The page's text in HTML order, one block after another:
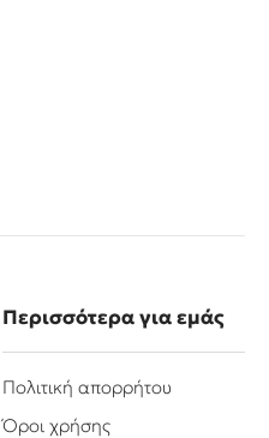
Περισσότερα για εμάς
Πολιτική απορρήτου
Όροι χρήσης